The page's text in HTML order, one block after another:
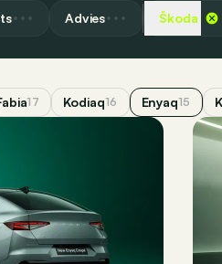
Advies Škoda
17 Kodiaq16 Enyaq15